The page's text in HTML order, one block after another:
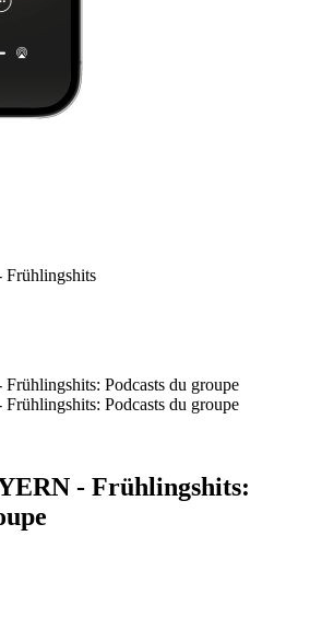
Podcasts du groupe
Podcasts du groupe
- Frühlingshits: